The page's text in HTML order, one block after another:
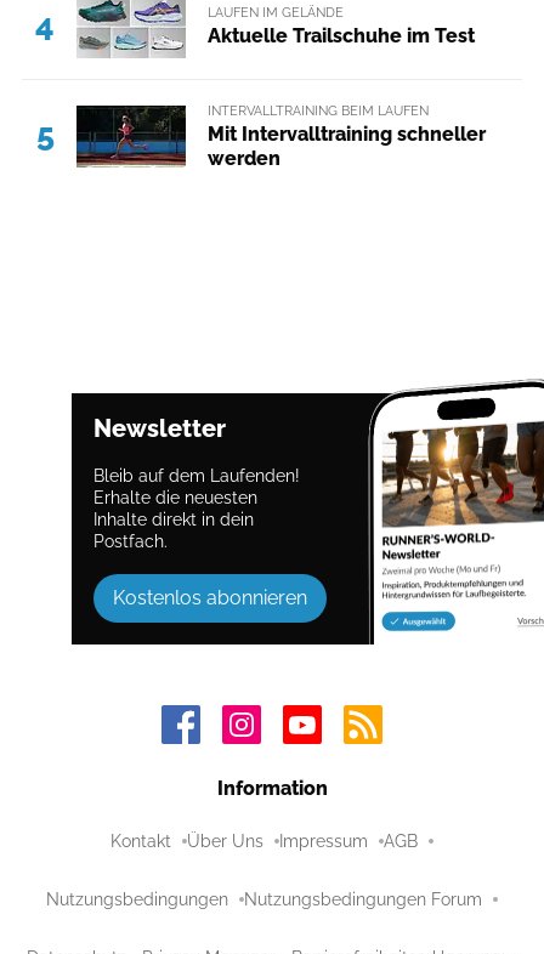
4 LAUFEN IM GELÄNDE
Aktuelle Trailschuhe im Test
5
INTERVALLTRAINING BEIM LAUFEN
Mit Intervalltraining schneller
werden
Newsletter
Bleib auf dem Laufenden!
Erhalte die neuesten
Inhalte direkt in dein
Postfach.
Kostenlos abonnieren
Information
Kontakt Über Uns Impressum AGB
Nutzungsbedingungen Nutzungsbedingungen Forum